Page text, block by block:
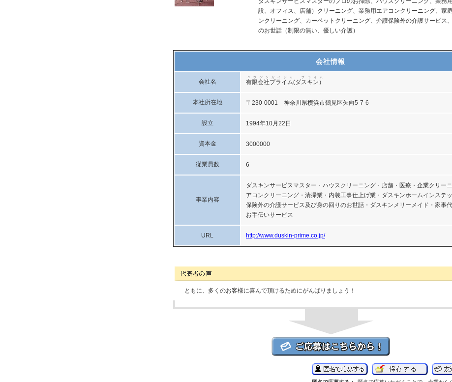
設、オフィス、店舗）クリーニング、業務用エアコンクリーニング、家
ンクリーニング、カーペットクリーニング、介護保険外の介護サービス
のお世話（制限の無い、優しい介護）
会社情報
会社名 有限会社プライム(ダスキン）
ユウゲンガイシャ プライム
本社所在地 〒230-0001 神奈川県横浜市鶴見区矢向5-7-6
設立 1994年10月22日
資本金 3000000
従業員数 6
事業内容
ダスキンサービスマスター・ハウスクリーニング・店舗・医療・企業クリー
アコンクリーニング・清掃業・内装工事仕上げ業・ダスキンホームインステ
保険外の介護サービス及び身の回りのお世話・ダスキンメリーメイド・家事
お手伝いサービス
URL http://www.duskin-prime.co.jp/
ともに、多くのお客様に喜んで頂けるためにがんばりましょう！